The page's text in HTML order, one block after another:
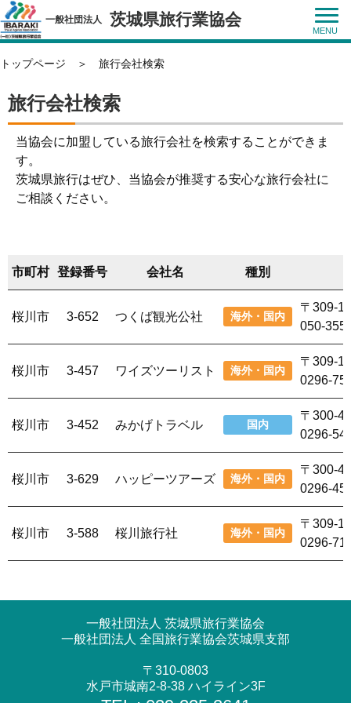
一般社団法人 茨城県旅行業協会
トップページ ＞ 旅行会社検索
旅行会社検索
当協会に加盟している旅行会社を検索することができま
す。
茨城県旅行はぜひ、当協会が推奨する安心な旅行会社に
ご相談ください。
市町村 登録番号 会社名 種別
桜川市 3-652 つくば観光公社 海外・国内
〒309-
050-
桜川市 3-457 ワイズツーリスト 海外・国内
〒309-
0296-
桜川市 3-452 みかげトラベル 国内
〒300-
0296-
桜川市 3-629 ハッピーツアーズ 海外・国内
〒300-
0296-
桜川市 3-588 桜川旅行社 海外・国内
〒309-
0296-
一般社団法人 茨城県旅行業協会
一般社団法人 全国旅行業協会茨城県支部
〒310-0803
水戸市城南2-8-38 ハイライン3F